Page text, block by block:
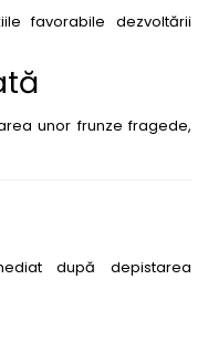
favorabile dezvoltării
unor frunze fragede,
după depistarea